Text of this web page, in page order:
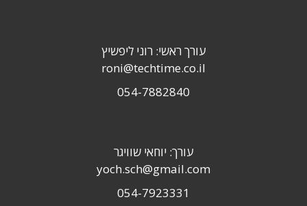
עורך ראשי: רוני ליפשיץ
roni@techtime.co.il
054-7882840
עורך: יוחאי שוויגר
yoch.sch@gmail.com
054-7923331